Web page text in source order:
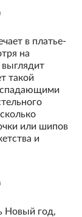
в платье-
на
такой
или шипов
и
Новый год,